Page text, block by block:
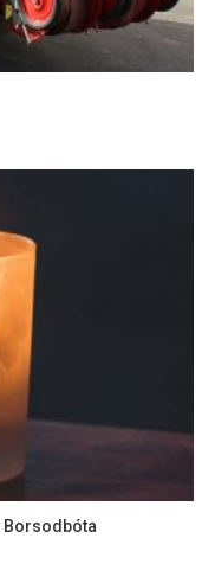
Borsodbóta